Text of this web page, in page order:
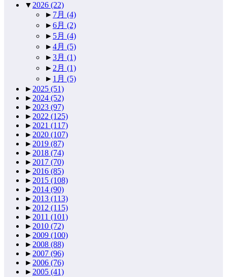
▼ 2026 (22)
► 7月 (4)
►6月 (2)
► 5月 (4)
►4月 (5)
►3月 (1)
► 2月 (1)
► 1月 (5)
► 2025 (51)
► 2024 (52)
► 2023 (97)
► 2022 (125)
► 2021 (117)
► 2020 (107)
► 2019 (87)
► 2018 (74)
► 2017 (70)
► 2016 (85)
► 2015 (108)
► 2014 (90)
► 2013 (113)
► 2012 (115)
► 2011 (101)
► 2010 (72)
► 2009 (100)
► 2008 (88)
► 2007 (96)
► 2006 (76)
► 2005 (41)